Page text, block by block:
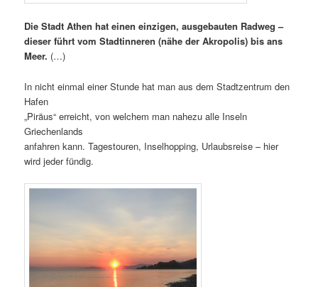
Die Stadt Athen hat einen einzigen, ausgebauten Radweg –
dieser führt vom Stadtinneren (nähe der Akropolis) bis ans
Meer. (…)
In nicht einmal einer Stunde hat man aus dem Stadtzentrum den
Hafen
„Piräus“ erreicht, von welchem man nahezu alle Inseln
Griechenlands
anfahren kann. Tagestouren, Inselhopping, Urlaubsreise – hier
wird jeder fündig.